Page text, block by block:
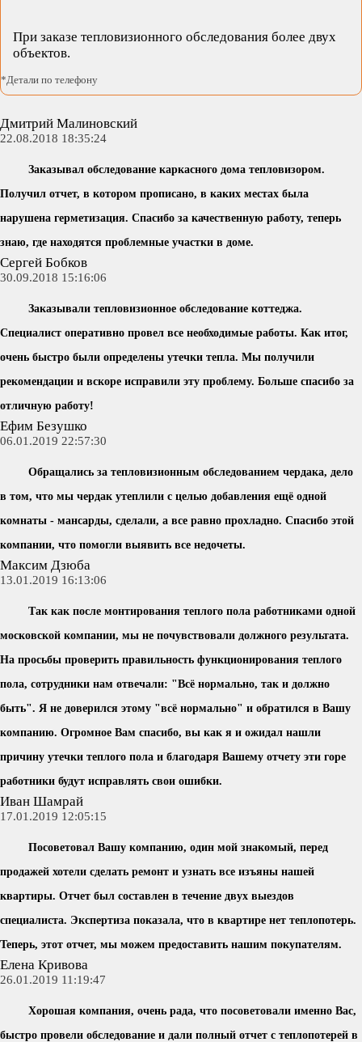
При заказе тепловизионного обследования более двух
объектов.
*Детали по телефону
Дмитрий Малиновский
22.08.2018 18:35:24
Заказывал обследование каркасного дома тепловизором.
Получил отчет, в котором прописано, в каких местах была
нарушена герметизация. Спасибо за качественную работу, теперь
знаю, где находятся проблемные участки в доме.
Сергей Бобков
30.09.2018 15:16:06
Заказывали тепловизионное обследование коттеджа.
Специалист оперативно провел все необходимые работы. Как итог,
очень быстро были определены утечки тепла. Мы получили
рекомендации и вскоре исправили эту проблему. Больше спасибо за
отличную работу!
Ефим Безушко
06.01.2019 22:57:30
Обращались за тепловизионным обследованием чердака, дело
в том, что мы чердак утеплили с целью добавления ещё одной
комнаты - мансарды, сделали, а все равно прохладно. Спасибо этой
компании, что помогли выявить все недочеты.
Максим Дзюба
13.01.2019 16:13:06
Так как после монтирования теплого пола работниками одной
московской компании, мы не почувствовали должного результата.
На просьбы проверить правильность функционирования теплого
пола, сотрудники нам отвечали: "Всё нормально, так и должно
быть". Я не доверился этому "всё нормально" и обратился в Вашу
компанию. Огромное Вам спасибо, вы как я и ожидал нашли
причину утечки теплого пола и благодаря Вашему отчету эти горе
работники будут исправлять свои ошибки.
Иван Шамрай
17.01.2019 12:05:15
Посоветовал Вашу компанию, один мой знакомый, перед
продажей хотели сделать ремонт и узнать все изъяны нашей
квартиры. Отчет был составлен в течение двух выездов
специалиста. Экспертиза показала, что в квартире нет теплопотерь.
Теперь, этот отчет, мы можем предоставить нашим покупателям.
Елена Кривова
26.01.2019 11:19:47
Хорошая компания, очень рада, что посоветовали именно Вас,
быстро провели обследование и дали полный отчет с теплопотерей в